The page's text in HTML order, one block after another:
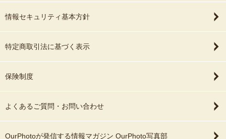
情報セキュリティ基本方針
特定商取引法に基づく表示
保険制度
よくあるご質問・お問い合わせ
OurPhotoが発信する情報マガジン OurPhoto写真部